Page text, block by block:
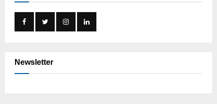
Newsletter